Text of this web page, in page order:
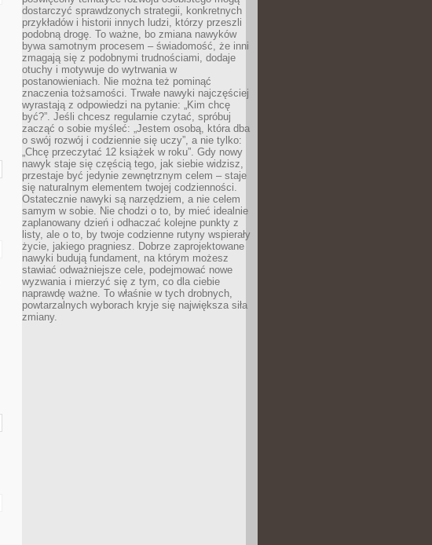
dostarczyć sprawdzonych strategii, konkretnych
przykładów i historii innych ludzi, którzy przeszli
podobną drogę. To ważne, bo zmiana nawyków
bywa samotnym procesem – świadomość, że inni
zmagają się z podobnymi trudnościami, dodaje
otuchy i motywuje do wytrwania w
postanowieniach. Nie można też pominąć
znaczenia tożsamości. Trwałe nawyki najczęściej
wyrastają z odpowiedzi na pytanie: „Kim chcę
być?”. Jeśli chcesz regularnie czytać, spróbuj
zacząć o sobie myśleć: „Jestem osobą, która dba
o swój rozwój i codziennie się uczy”, a nie tylko:
„Chcę przeczytać 12 książek w roku”. Gdy nowy
nawyk staje się częścią tego, jak siebie widzisz,
przestaje być jedynie zewnętrznym celem – staje
się naturalnym elementem twojej codzienności.
Ostatecznie nawyki są narzędziem, a nie celem
samym w sobie. Nie chodzi o to, by mieć idealnie
zaplanowany dzień i odhaczać kolejne punkty z
listy, ale o to, by twoje codzienne rutyny wspierały
życie, jakiego pragniesz. Dobrze zaprojektowane
nawyki budują fundament, na którym możesz
stawiać odważniejsze cele, podejmować nowe
wyzwania i mierzyć się z tym, co dla ciebie
naprawdę ważne. To właśnie w tych drobnych,
powtarzalnych wyborach kryje się największa siła
zmiany.